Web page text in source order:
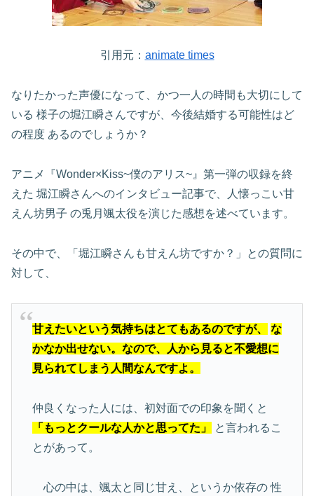
引用元： animate times
なりたかった声優になって、かつ一人の時間も大切にして
いる 様子の堀江瞬さんですが、今後結婚する可能性はど
の程度 あるのでしょうか？
アニメ『Wonder×Kiss~僕のアリス~』第一弾の収録を終
えた 堀江瞬さんへのインタビュー記事で、人懐っこい甘
えん坊男子 の兎月颯太役を演じた感想を述べています。
その中で、「堀江瞬さんも甘えん坊ですか？」との質問に
対して、
甘えたいという気持ちはとてもあるのですが、
な
かなか出せない。なので、人から見ると不愛想に
見られてしまう人間なんですよ。
仲良くなった人には、初対面での印象を聞くと
「もっとクールな人かと思ってた」
と言われるこ
とがあって。
心の中は、颯太と同じ甘え、というか依存の性